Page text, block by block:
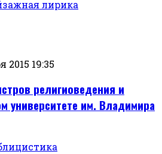
лирика
2015 19:35
религиоведения и
университете им. Владимира